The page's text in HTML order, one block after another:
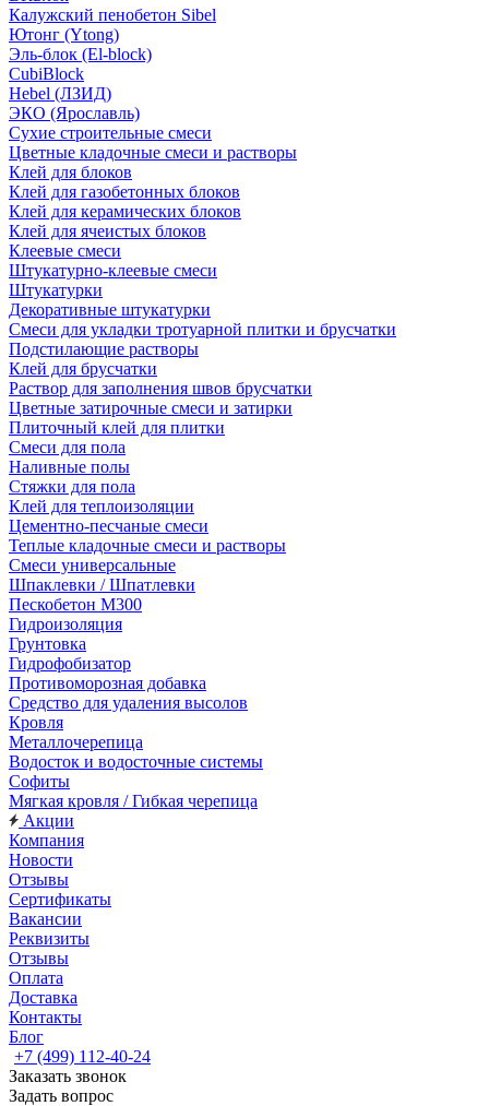
Калужский пенобетон Sibel
Ютонг (Ytong)
Эль-блок (El-block)
CubiBlock
Hebel (ЛЗИД)
ЭКО (Ярославль)
Сухие строительные смеси
Цветные кладочные смеси и растворы
Клей для блоков
Клей для газобетонных блоков
Клей для керамических блоков
Клей для ячеистых блоков
Клеевые смеси
Штукатурно-клеевые смеси
Штукатурки
Декоративные штукатурки
Смеси для укладки тротуарной плитки и брусчатки
Подстилающие растворы
Клей для брусчатки
Раствор для заполнения швов брусчатки
Цветные затирочные смеси и затирки
Плиточный клей для плитки
Смеси для пола
Наливные полы
Стяжки для пола
Клей для теплоизоляции
Цементно-песчаные смеси
Теплые кладочные смеси и растворы
Смеси универсальные
Шпаклевки / Шпатлевки
Пескобетон М300
Гидроизоляция
Грунтовка
Гидрофобизатор
Противоморозная добавка
Средство для удаления высолов
Кровля
Металлочерепица
Водосток и водосточные системы
Софиты
Мягкая кровля / Гибкая черепица
Акции
Компания
Новости
Отзывы
Сертификаты
Вакансии
Реквизиты
Отзывы
Оплата
Доставка
Контакты
Блог
+7 (499) 112-40-24
Заказать звонок
Задать вопрос